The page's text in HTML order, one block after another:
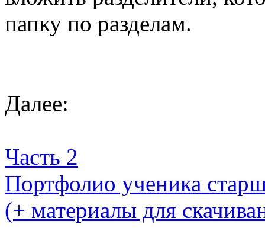
папку по разделам.
Далее:
Часть 2
Портфолио ученика
(+ материалы для